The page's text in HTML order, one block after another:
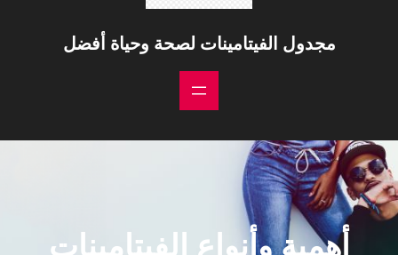
مجدول الفيتامينات لصحة وحياة أفضل
أهمية وأنواع الفيتامينات